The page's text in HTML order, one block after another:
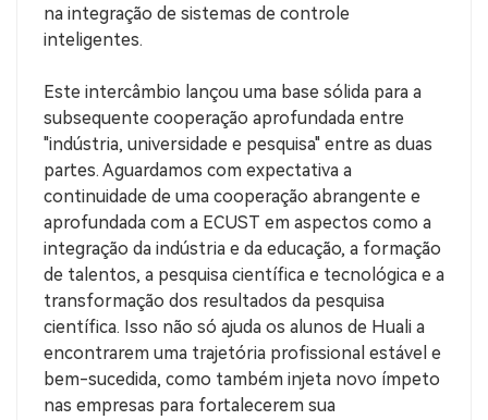
na integração de sistemas de controle
inteligentes.
Este intercâmbio lançou uma base sólida para a
subsequente cooperação aprofundada entre
"indústria, universidade e pesquisa" entre as duas
partes. Aguardamos com expectativa a
continuidade de uma cooperação abrangente e
aprofundada com a ECUST em aspectos como a
integração da indústria e da educação, a formação
de talentos, a pesquisa científica e tecnológica e a
transformação dos resultados da pesquisa
científica. Isso não só ajuda os alunos de Huali a
encontrarem uma trajetória profissional estável e
bem-sucedida, como também injeta novo ímpeto
nas empresas para fortalecerem sua